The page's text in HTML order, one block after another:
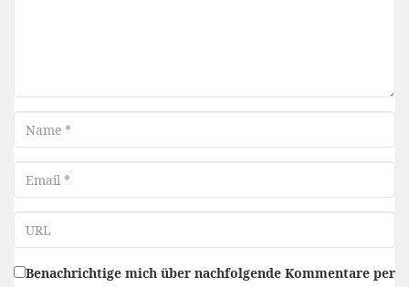
Name
Email
Benachrichtige mich über nachfolgende Kommentare per